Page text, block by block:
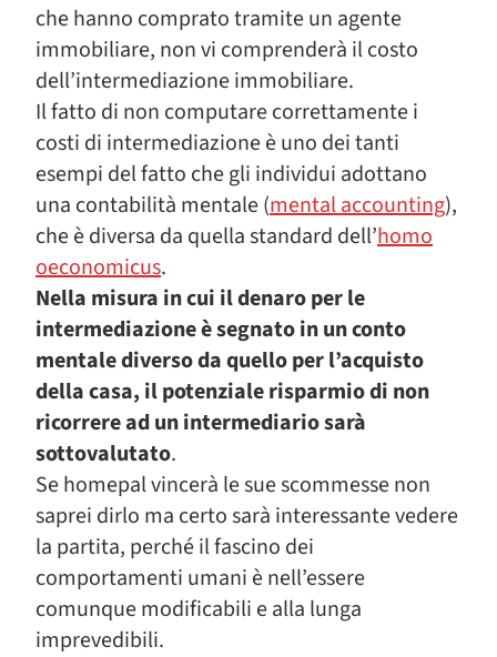
che hanno comprato tramite un agente
immobiliare, non vi comprenderà il costo
dell’intermediazione immobiliare.
Il fatto di non computare correttamente i
costi di intermediazione è uno dei tanti
esempi del fatto che gli individui adottano
una contabilità mentale (mental accounting),
che è diversa da quella standard dell’homo
oeconomicus.
Nella misura in cui il denaro per le
intermediazione è segnato in un conto
mentale diverso da quello per l’acquisto
della casa, il potenziale risparmio di non
ricorrere ad un intermediario sarà
sottovalutato.
Se homepal vincerà le sue scommesse non
saprei dirlo ma certo sarà interessante vedere
la partita, perché il fascino dei
comportamenti umani è nell’essere
comunque modificabili e alla lunga
imprevedibili.